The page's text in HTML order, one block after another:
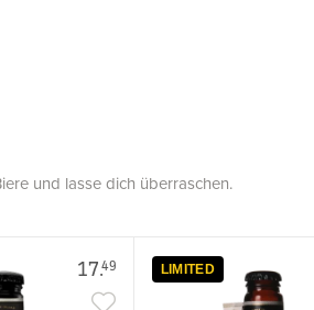
und lasse dich überraschen.
17.49 LIMITED